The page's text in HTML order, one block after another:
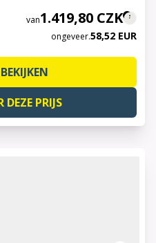
van1.419,80 CZK
ongeveer.58,52 EUR
DEZE PRIJS